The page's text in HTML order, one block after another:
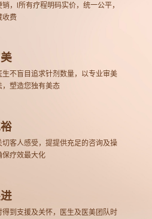
，l所有疗程明码实价，统一公平，
收费
生不盲目追求针剂数量，以专业审美
，塑造您独有美态
切客人感受，提提供充足的咨询及操
保疗效最大化
得到支援及关怀，医生及医美团队时